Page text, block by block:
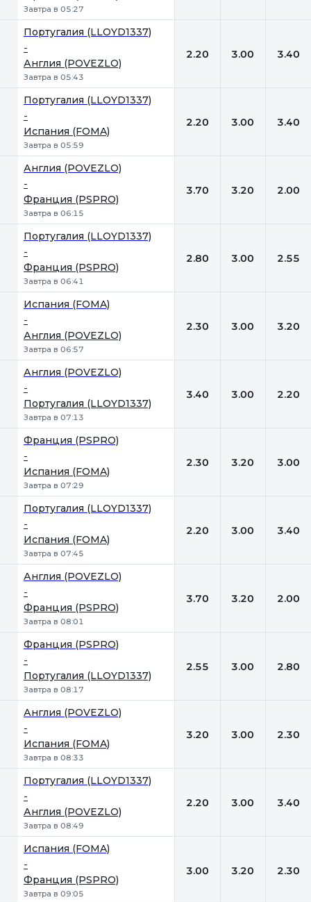
Завтра в 05:27
Португалия (LLOYD1337)
-
Англия (POVEZLO)
Завтра в 05:43
2.20 3.00 3.40
Португалия (LLOYD1337)
-
Испания (FOMA)
Завтра в 05:59
2.20 3.00 3.40
Англия (POVEZLO)
-
Франция (PSPRO)
Завтра в 06:15
3.70 3.20 2.00
Португалия (LLOYD1337)
-
Франция (PSPRO)
Завтра в 06:41
2.80 3.00 2.55
Испания (FOMA)
-
Англия (POVEZLO)
Завтра в 06:57
2.30 3.00 3.20
Англия (POVEZLO)
-
Португалия (LLOYD1337)
Завтра в 07:13
3.40 3.00 2.20
Франция (PSPRO)
-
Испания (FOMA)
Завтра в 07:29
2.30 3.20 3.00
Португалия (LLOYD1337)
-
Испания (FOMA)
Завтра в 07:45
2.20 3.00 3.40
Англия (POVEZLO)
-
Франция (PSPRO)
Завтра в 08:01
3.70 3.20 2.00
Франция (PSPRO)
-
Португалия (LLOYD1337)
Завтра в 08:17
2.55 3.00 2.80
Англия (POVEZLO)
-
Испания (FOMA)
Завтра в 08:33
3.20 3.00 2.30
Португалия (LLOYD1337)
-
Англия (POVEZLO)
Завтра в 08:49
2.20 3.00 3.40
Испания (FOMA)
-
Франция (PSPRO)
Завтра в 09:05
3.00 3.20 2.30